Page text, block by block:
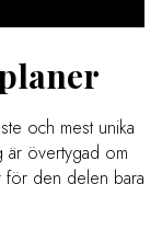
och mest unika
är övertygad om
för den delen bara